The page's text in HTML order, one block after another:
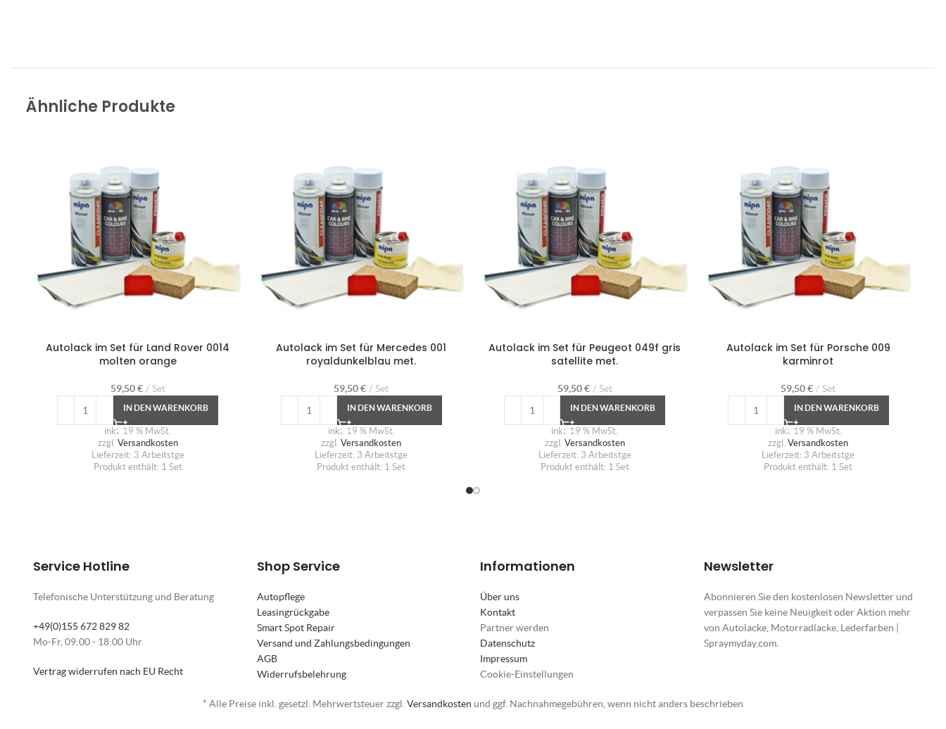
Ähnliche Produkte
Autolack im Set für Land Rover 0014
molten orange
59,50€ Set
IN DEN WARENKORB
inkl. 19 % MwSt.
zzgl. Versandkosten
Lieferzeit: 3 Arbeitstge
Produkt enthält: 1 Set
Autolack im Set für Mercedes 001
royaldunkelblau met.
59,50€ Set
IN DEN WARENKORB
inkl. 19 % MwSt.
zzgl.Versandkosten
Lieferzeit: 3 Arbeitstge
Produkt enthält: 1Set
Autolack im Set für Peugeot 049f gris
satellite met.
59,50€ Set
IN DEN WARENKORB
inkl. 19 % MwSt.
zzgl. Versandkosten
Lieferzeit: 3 Arbeitstge
Produkt enthält: 1 Set
Autolack im Set für Porsche 009
karminrot
59,50€ Set
IN DEN WARENKORB
inkl. 19 % MwSt.
zzgl.Versandkosten
Lieferzeit: 3 Arbeitstge
Produkt enthält: 1Set
Service Hotline
Telefonische Unterstützung und Beratung
+49(0)155 672 829 82
Mo-Fr, 09:00 - 18:00 Uhr
Vertrag widerrufen nach EU Recht
Shop Service
Autopflege
Leasingrückgabe
Smart Spot Repair
Versand und Zahlungsbedingungen
AGB
Widerrufsbelehrung
Informationen
Über uns
Kontakt
Partner werden
Datenschutz
Impressum
Cookie-Einstellungen
Newsletter
Abonnieren Sie den kostenlosen Newsletter und
verpassen Sie keine Neuigkeit oder Aktion mehr
von Autolacke, Motorradlacke, Lederfarben |
Spraymyday.com.
* Alle Preise inkl. gesetzl. Mehrwertsteuer zzgl. Versandkosten und ggf. Nachnahmegebühren, wenn nicht anders beschrieben